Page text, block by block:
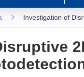
Investigation of